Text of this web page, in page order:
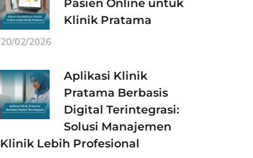
Pasien Online untuk
Klinik Pratama
20/02/2026
Aplikasi Klinik
Pratama Berbasis
Digital Terintegrasi:
Solusi Manajemen
Klinik Lebih Profesional